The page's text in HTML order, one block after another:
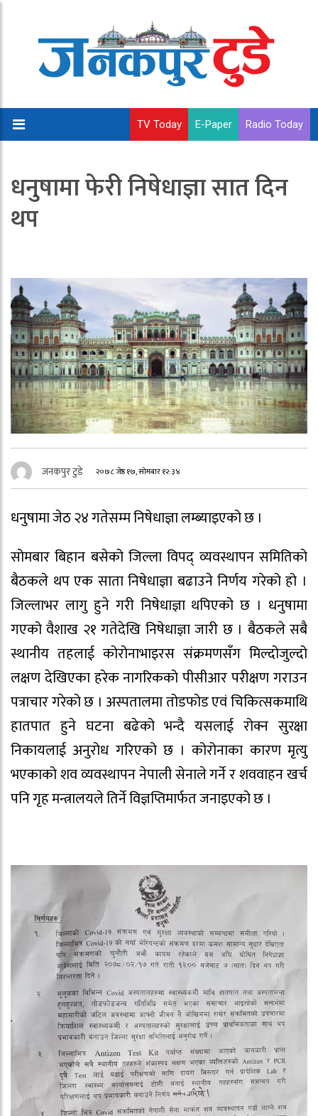
TV Today E-Paper Radio Today
धनुषामा फेरी निषेधाज्ञा सात दिन
थप
जनकपुर टुडे २०७८ जेष्ठ १७, सोमबार १२:३४
धनुषामा जेठ २४ गतेसम्म निषेधाज्ञा लम्ब्याइएको छ ।
सोमबार बिहान बसेको जिल्ला विपद् व्यवस्थापन समितिको
बैठकले थप एक साता निषेधाज्ञा बढाउने निर्णय गरेको हो ।
जिल्लाभर लागु हुने गरी निषेधाज्ञा थपिएको छ । धनुषामा
गएको वैशाख २१ गतेदेखि निषेधाज्ञा जारी छ । बैठकले सबै
स्थानीय तहलाई कोरोनाभाइरस संक्रमणसँग मिल्दोजुल्दो
लक्षण देखिएका हरेक नागरिकको पीसीआर परीक्षण गराउन
पत्राचार गरेको छ । अस्पतालमा तोडफोड एवं चिकित्सकमाथि
हातपात हुने घटना बढेको भन्दै यसलाई रोक्न सुरक्षा
निकायलाई अनुरोध गरिएको छ । कोरोनाका कारण मृत्यु
भएकाको शव व्यवस्थापन नेपाली सेनाले गर्ने र शववाहन खर्च
पनि गृह मन्त्रालयले तिर्ने विज्ञप्तिमार्फत जनाइएको छ ।